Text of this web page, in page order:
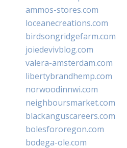
ammos-stores.com
loceanecreations.com
birdsongridgefarm.com
joiedevivblog.com
valera-amsterdam.com
libertybrandhemp.com
norwoodinnwi.com
neighboursmarket.com
blackanguscareers.com
bolesfororegon.com
bodega-ole.com